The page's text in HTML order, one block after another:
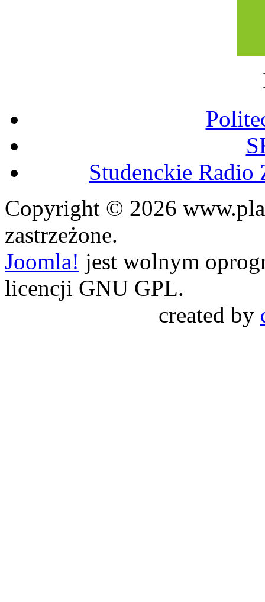
Studenckie
Copyright © 2026
zastrzeżone.
Joomla! jest wolnym
licencji GNU GPL.
created by